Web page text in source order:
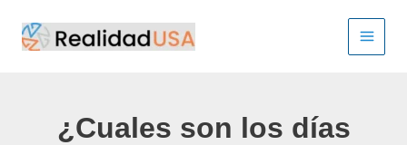
contenido
¿Cuales son los días